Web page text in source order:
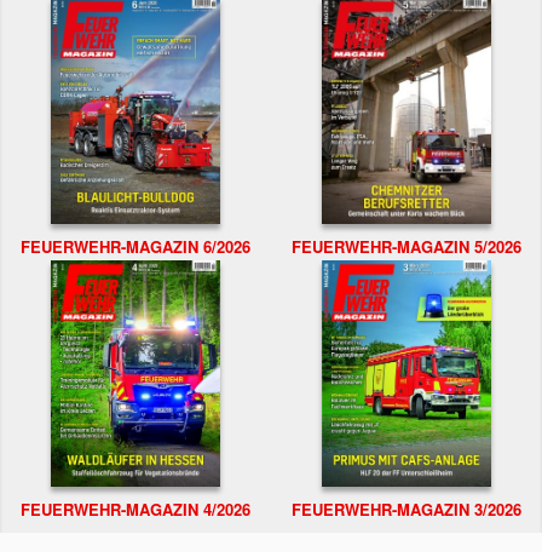
FEUERWEHR-MAGAZIN 6/2026 FEUERWEHR-MAGAZIN 5/2026
FEUERWEHR-MAGAZIN 4/2026 FEUERWEHR-MAGAZIN 3/2026